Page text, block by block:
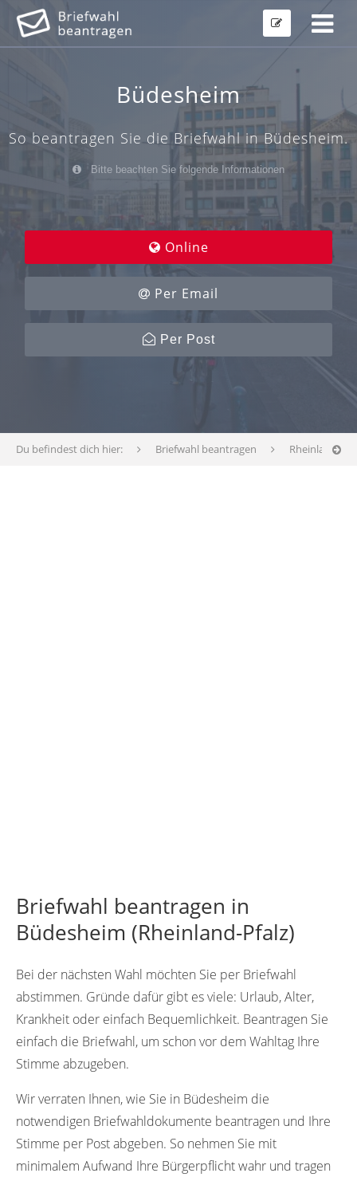
Büdesheim
So beantragen Sie die Briefwahl in Büdesheim.
Bitte beachten Sie folgende Informationen
Online
Per Email
Per Post
Du befindest dich hier: Briefwahl beantragen Rheinland-
Briefwahl beantragen in
Büdesheim (Rheinland-Pfalz)
Bei der nächsten Wahl möchten Sie per Briefwahl
abstimmen. Gründe dafür gibt es viele: Urlaub, Alter,
Krankheit oder einfach Bequemlichkeit. Beantragen Sie
einfach die Briefwahl, um schon vor dem Wahltag Ihre
Stimme abzugeben.
Wir verraten Ihnen, wie Sie in Büdesheim die
notwendigen Briefwahldokumente beantragen und Ihre
Stimme per Post abgeben. So nehmen Sie mit
minimalem Aufwand Ihre Bürgerpflicht wahr und tragen